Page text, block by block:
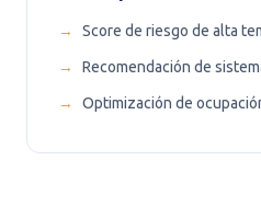
Score de riesgo de alta
Recomendación de
Optimización de